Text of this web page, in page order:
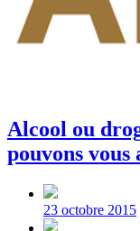
Alcool ou
pouvons vous
Post
date
23 octobre 2015